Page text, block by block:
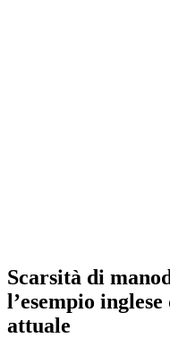
Scarsità di
l’esempio
attuale